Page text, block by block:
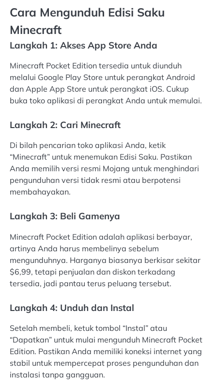
Cara Mengunduh Edisi Saku
Minecraft
Langkah 1: Akses App Store Anda
Minecraft Pocket Edition tersedia untuk diunduh
melalui Google Play Store untuk perangkat Android
dan Apple App Store untuk perangkat iOS. Cukup
buka toko aplikasi di perangkat Anda untuk memulai.
Langkah 2: Cari Minecraft
Di bilah pencarian toko aplikasi Anda, ketik
“Minecraft” untuk menemukan Edisi Saku. Pastikan
Anda memilih versi resmi Mojang untuk menghindari
pengunduhan versi tidak resmi atau berpotensi
membahayakan.
Langkah 3: Beli Gamenya
Minecraft Pocket Edition adalah aplikasi berbayar,
artinya Anda harus membelinya sebelum
mengunduhnya. Harganya biasanya berkisar sekitar
$6,99, tetapi penjualan dan diskon terkadang
tersedia, jadi pantau terus peluang tersebut.
Langkah 4: Unduh dan Instal
Setelah membeli, ketuk tombol “Instal” atau
“Dapatkan” untuk mulai mengunduh Minecraft Pocket
Edition. Pastikan Anda memiliki koneksi internet yang
stabil untuk mempercepat proses pengunduhan dan
instalasi tanpa gangguan.